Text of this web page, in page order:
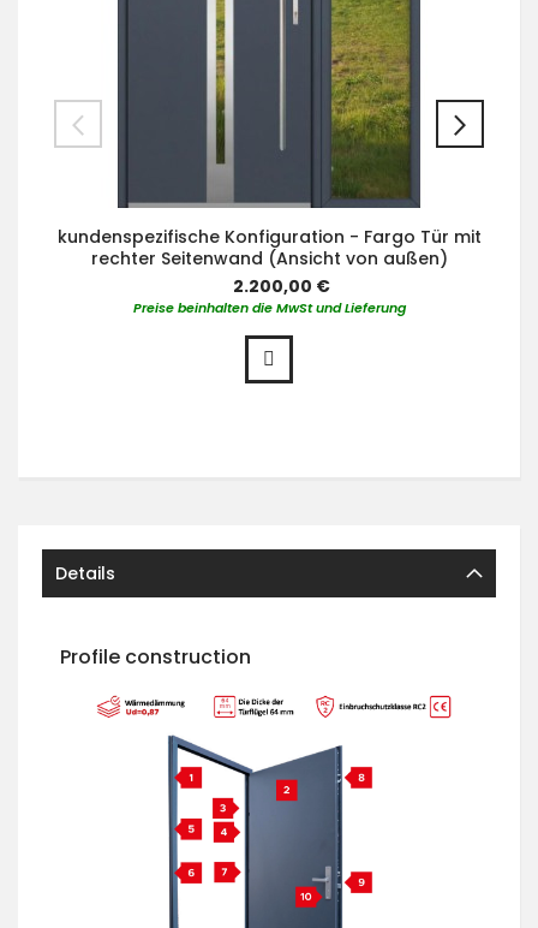
kundenspezifische Konfiguration - Fargo Tür mit
rechter Seitenwand (Ansicht von außen)
2.200,00 €
Preise beinhalten die MwSt und Lieferung
Details